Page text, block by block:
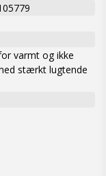
varmt og ikke
stærkt lugtende